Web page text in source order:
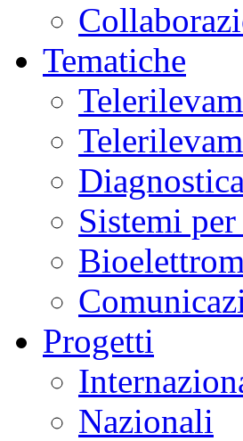
Tematiche
Sistemi
Progetti
Nazionali